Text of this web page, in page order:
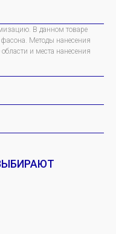
В данном товаре
Методы нанесения
и места нанесения